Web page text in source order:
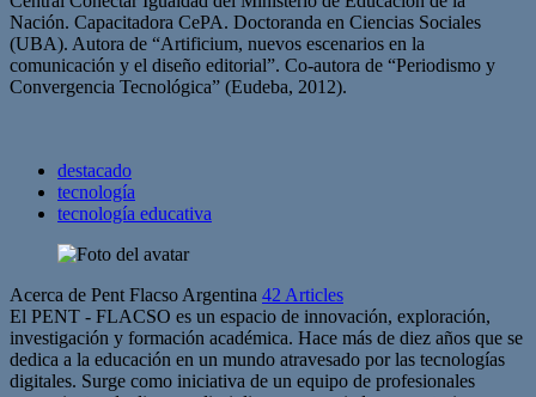
Nación. Capacitadora CePA. Doctoranda en Ciencias Sociales
(UBA). Autora de “Artificium, nuevos escenarios en la
comunicación y el diseño editorial”. Co-autora de “Periodismo y
Convergencia Tecnológica” (Eudeba, 2012).
destacado
tecnología
tecnología educativa
Acerca de Pent Flacso Argentina 42 Articles
El PENT - FLACSO es un espacio de innovación, exploración,
investigación y formación académica. Hace más de diez años que se
dedica a la educación en un mundo atravesado por las tecnologías
digitales. Surge como iniciativa de un equipo de profesionales